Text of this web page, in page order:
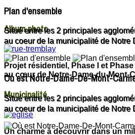
Plan d'ensemble
Situé entre les 2 principales
au coeur de la municipalité de Notre
Où est Notre-Dame-De-Mont-
Situé entre les 2 principales
au coeur de la municipalité de Notre
Albumphoto
Projet résidentiel, Phase I et Phase II
au cœur de Notre-Dame-du-Mont-
Municipalité
Un charme à découvrir dans un